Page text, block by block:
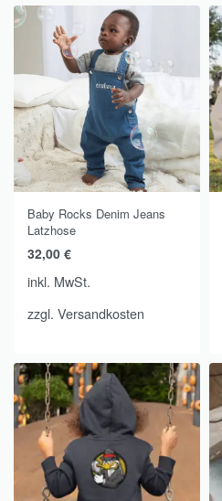
Baby Rocks Denim Jeans
Latzhose
32,00 €
inkl. MwSt.
zzgl. Versandkosten